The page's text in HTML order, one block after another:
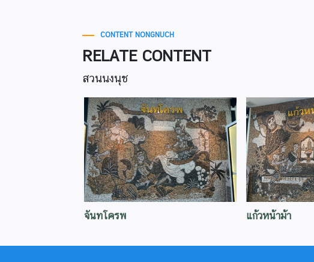
CONTENT NONGNUCH
RELATE CONTENT
สวนนงนุช
จันทโครพ แก้วหน้าม้า